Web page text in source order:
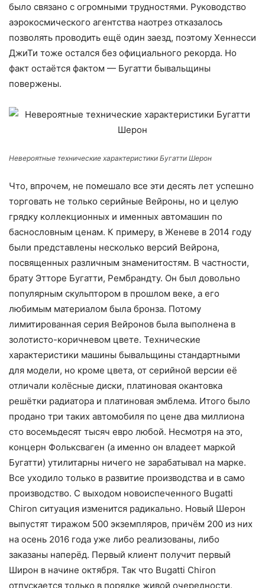
было связано с огромными трудностями. Руководство
аэрокосмического агентства наотрез отказалось
позволять проводить ещё один заезд, поэтому Хеннесси
ДжиТи тоже остался без официального рекорда. Но
факт остаётся фактом — Бугатти бывальщины
повержены.
Невероятные технические характеристики Бугатти Шерон
Что, впрочем, не помешало все эти десять лет успешно
торговать не только серийные Вейроны, но и целую
грядку коллекционных и именных автомашин по
баснословным ценам. К примеру, в Женеве в 2014 году
были представлены несколько версий Вейрона,
посвященных различным знаменитостям. В частности,
брату Этторе Бугатти, Рембрандту. Он был довольно
популярным скульптором в прошлом веке, а его
любимым материалом была бронза. Потому
лимитированная серия Вейронов была выполнена в
золотисто-коричневом цвете. Технические
характеристики машины бывальщины стандартными
для модели, но кроме цвета, от серийной версии её
отличали колёсные диски, платиновая окантовка
решётки радиатора и платиновая эмблема. Итого было
продано три таких автомобиля по цене два миллиона
сто восемьдесят тысяч евро любой. Несмотря на это,
концерн Фольксваген (а именно он владеет маркой
Бугатти) утилитарны ничего не зарабатывал на марке.
Все уходило только в развитие производства и в само
производство. С выходом новоиспеченного Bugatti
Chiron ситуация изменится радикально. Новый Шерон
выпустят тиражом 500 экземпляров, причём 200 из них
на осень 2016 года уже либо реализованы, либо
заказаны наперёд. Первый клиент получит первый
Широн в начине октября. Так что Bugatti Chiron
отпускается только в порядке живой очередности.